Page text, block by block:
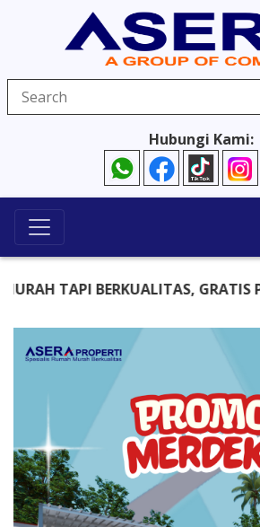
Hubungi Kami:
TAPI BERKUALITAS, GRATIS